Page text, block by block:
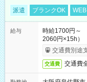
派遣 ブランクOK
給与
時給1700円～
2060円×15h）
交通費別途
交通費 交通費